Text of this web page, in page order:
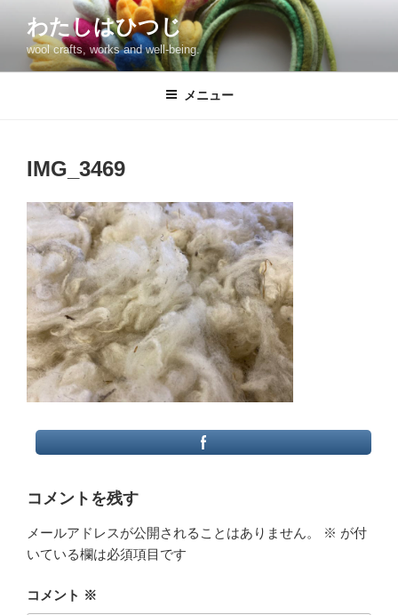
ン
わたしはひつじ
wool crafts, works and well-being.
メニュー
IMG_3469
コメントを残す
メールアドレスが公開されることはありません。 ※ が付
いている欄は必須項目です
コメント ※